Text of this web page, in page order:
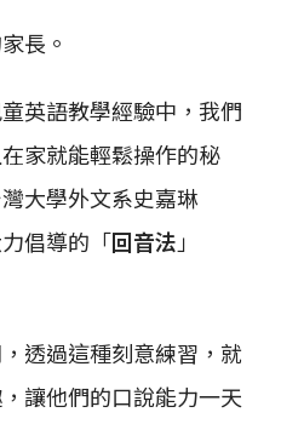
長。
英語教學經驗中，我們
家就能輕鬆操作的秘
大學外文系史嘉琳
倡導的「回音法」
透過這種刻意練習，就
讓他們的口說能力一天